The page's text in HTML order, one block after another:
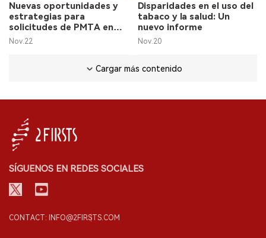
Nuevas oportunidades y
estrategias para
solicitudes de PMTA en
Estados Unidos
Nov.22
Disparidades en el uso del
tabaco y la salud: Un
nuevo informe
Nov.20
Cargar más contenido
SÍGUENOS EN REDES SOCIALES
CONTACT: INFO@2FIRSTS.COM